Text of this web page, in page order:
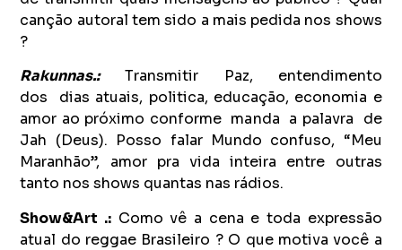
canção autoral tem sido a mais pedida nos shows
?
Rakunnas.:Transmitir Paz, entendimento
dos dias atuais, politica, educação, economia e
amor ao próximo conforme manda a palavra de
Jah (Deus). Posso falar Mundo confuso, “Meu
Maranhão”, amor pra vida inteira entre outras
tanto nos shows quantas nas rádios.
Show&Art .: Como vê a cena e toda expressão
atual do reggae Brasileiro ? O que motiva você a